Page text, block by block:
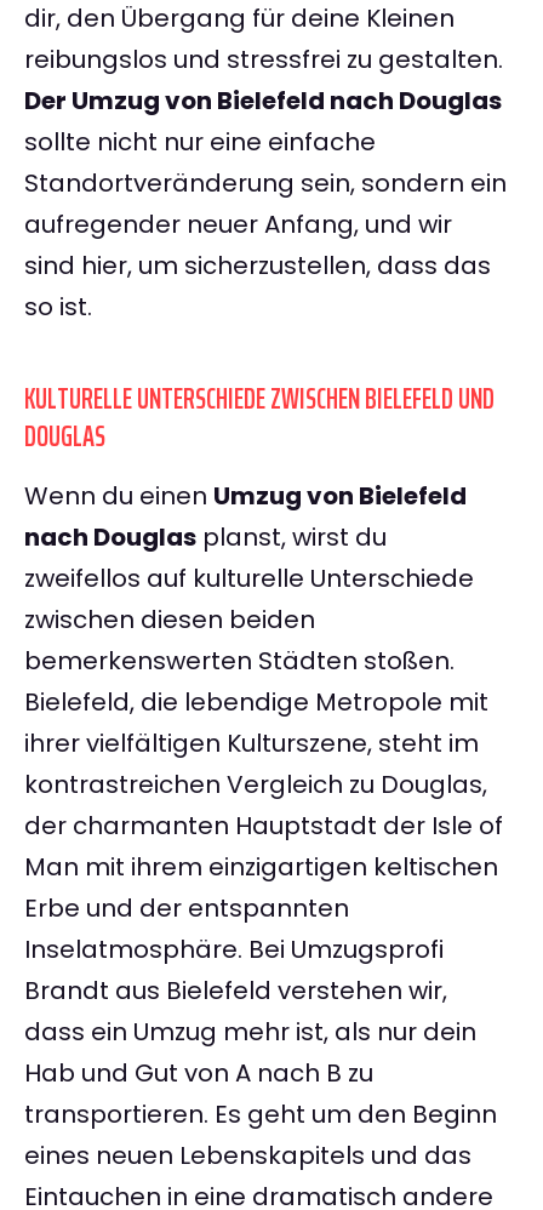
dir, den Übergang für deine Kleinen
reibungslos und stressfrei zu gestalten.
Der Umzug von Bielefeld nach Douglas
sollte nicht nur eine einfache
Standortveränderung sein, sondern ein
aufregender neuer Anfang, und wir
sind hier, um sicherzustellen, dass das
so ist.
KULTURELLE UNTERSCHIEDE ZWISCHEN BIELEFELD UND
DOUGLAS
Wenn du einen Umzug von Bielefeld
nach Douglas planst, wirst du
zweifellos auf kulturelle Unterschiede
zwischen diesen beiden
bemerkenswerten Städten stoßen.
Bielefeld, die lebendige Metropole mit
ihrer vielfältigen Kulturszene, steht im
kontrastreichen Vergleich zu Douglas,
der charmanten Hauptstadt der Isle of
Man mit ihrem einzigartigen keltischen
Erbe und der entspannten
Inselatmosphäre. Bei Umzugsprofi
Brandt aus Bielefeld verstehen wir,
dass ein Umzug mehr ist, als nur dein
Hab und Gut von A nach B zu
transportieren. Es geht um den Beginn
eines neuen Lebenskapitels und das
Eintauchen in eine dramatisch andere